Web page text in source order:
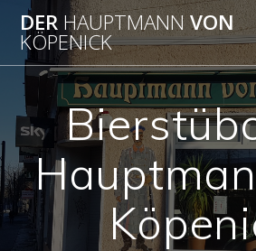
Zum
Inhalt
springen
DER HAUPTMANNVON
KÖPENICK